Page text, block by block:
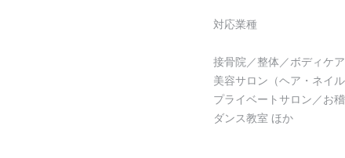
対応業種
接骨院／整体／ボディケ
美容サロン（ヘア・ネイ
プライベートサロン／お
ダンス教室 ほか